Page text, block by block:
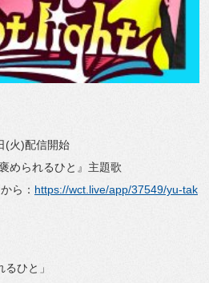
(火)配信開始
められるひと』主題歌
ら： https://wct.live/app/37549/yu-tak
ひと」